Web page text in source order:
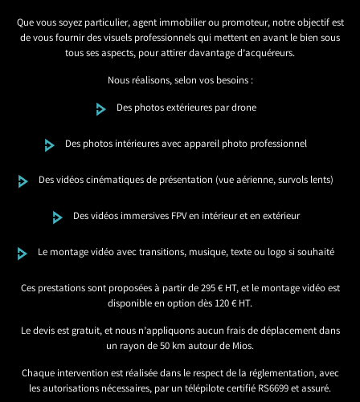
Que vous soyez particulier, agent immobilier ou promoteur, notre objectif est
de vous fournir des visuels professionnels qui mettent en avant le bien sous
tous ses aspects, pour attirer davantage d’acquéreurs.
Nous réalisons, selon vos besoins :
Des photos extérieures par drone
Des photos intérieures avec appareil photo professionnel
Des vidéos cinématiques de présentation (vue aérienne, survols lents)
Des vidéos immersives FPV en intérieur et en extérieur
Le montage vidéo avec transitions, musique, texte ou logo si souhaité
Ces prestations sont proposées à partir de 295 € HT, et le montage vidéo est
disponible en option dès 120 € HT.
Le devis est gratuit, et nous n’appliquons aucun frais de déplacement dans
un rayon de 50 km autour de Mios.
Chaque intervention est réalisée dans le respect de la réglementation, avec
les autorisations nécessaires, par un télépilote certifié RS6699 et assuré.